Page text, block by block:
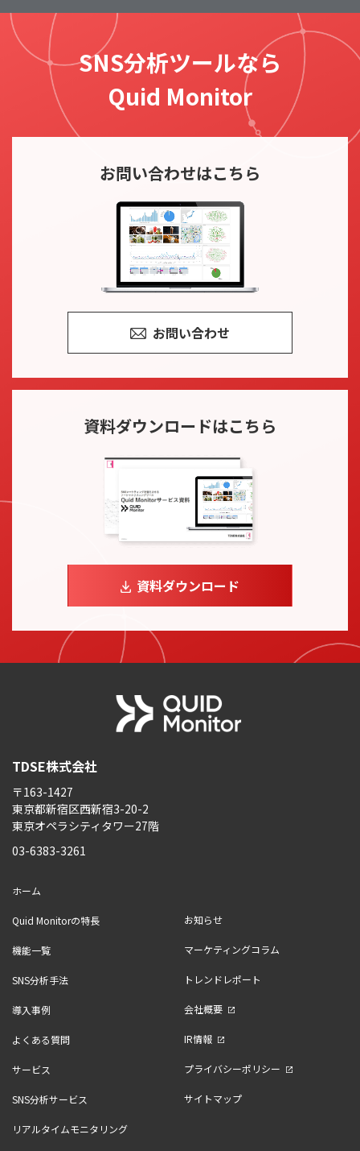
SNS分析ツールなら
Quid Monitor
お問い合わせはこちら
お問い合わせ
資料ダウンロードはこちら
資料ダウンロード
TDSE株式会社
〒163-1427
東京都新宿区西新宿3-20-2
東京オペラシティタワー27階
03-6383-3261
ホーム
Quid Monitorの特長
機能一覧
SNS分析手法
導入事例
よくある質問
サービス
SNS分析サービス
リアルタイムモニタリング
お知らせ
マーケティングコラム
トレンドレポート
会社概要
IR情報
プライバシーポリシー
サイトマップ